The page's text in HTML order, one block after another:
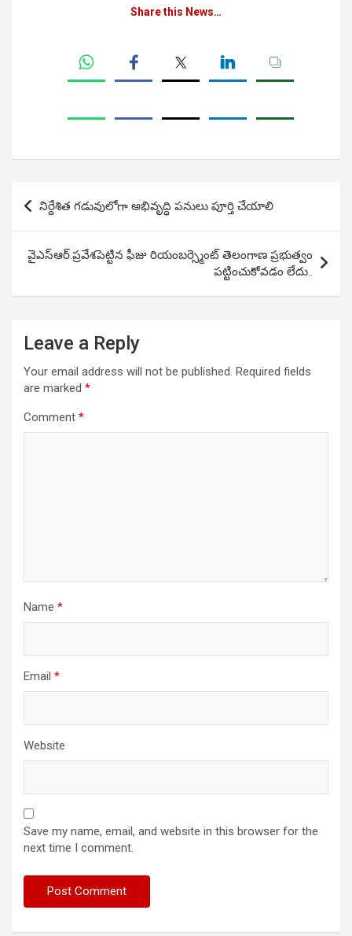
Share this News…
Post
navigation
నిర్దేశిత గడువులోగా అభివృద్ధి పనులు పూర్తి చేయాలి
వైఎస్ఆర్.ప్రవేశపెట్టిన ఫీజు రియంబర్స్మెంట్ తెలంగాణ ప్రభుత్వం
పట్టించుకోవడం లేదు..
Leave a Reply
Your email address will not be published. Required fields
are marked *
Comment *
Name *
Email *
Website
Save my name, email, and website in this browser for the
next time I comment.